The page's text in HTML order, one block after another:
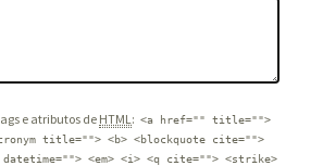
e atributos de HTML: <a href="" title="">
title=""> <b> <blockquote cite="">
datetime=""> <em> <i> <q cite=""> <strike>